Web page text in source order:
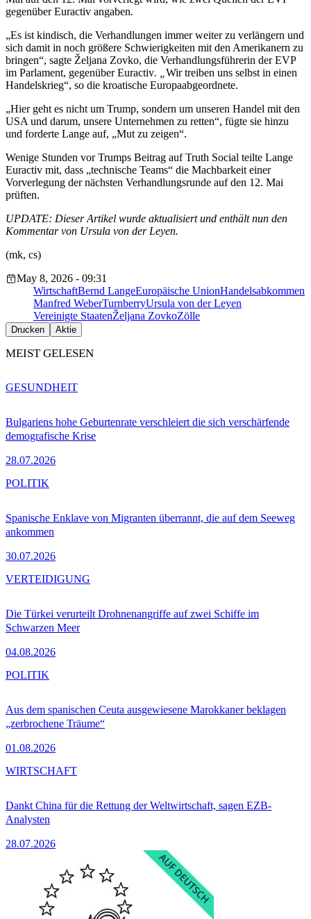
gegenüber Euractiv angaben.
„Es ist kindisch, die Verhandlungen immer weiter zu verlängern und
sich damit in noch größere Schwierigkeiten mit den Amerikanern zu
bringen“, sagte Željana Zovko, die Verhandlungsführerin der EVP
im Parlament, gegenüber Euractiv. „ Wir treiben uns selbst in einen
Handelskrieg“, so die kroatische Europaabgeordnete.
„Hier geht es nicht um Trump, sondern um unseren Handel mit den
USA und darum, unsere Unternehmen zu retten“, fügte sie hinzu
und forderte Lange auf, „Mut zu zeigen“.
Wenige Stunden vor Trumps Beitrag auf Truth Social teilte Lange
Euractiv mit, dass „technische Teams“ die Machbarkeit einer
Vorverlegung der nächsten Verhandlungsrunde auf den 12. Mai
prüften.
UPDATE: Dieser Artikel wurde aktualisiert und enthält nun den
Kommentar von Ursula von der Leyen.
(mk, cs)
May 8, 2026 - 09:31
WirtschaftBernd LangeEuropäische UnionHandelsabkommen
Manfred WeberTurnberryUrsula von der Leyen
Vereinigte StaatenŽeljana ZovkoZölle
Drucken Aktie
MEIST GELESEN
Bulgariens hohe Geburtenrate verschleiert die sich verschärfende
demografische Krise
28.07.2026
GESUNDHEIT
Spanische Enklave von Migranten überrannt, die auf dem Seeweg
ankommen
30.07.2026
POLITIK
Die Türkei verurteilt Drohnenangriffe auf zwei Schiffe im
Schwarzen Meer
04.08.2026
VERTEIDIGUNG
Aus dem spanischen Ceuta ausgewiesene Marokkaner beklagen
„zerbrochene Träume“
01.08.2026
POLITIK
Dankt China für die Rettung der Weltwirtschaft, sagen EZB-
Analysten
28.07.2026
WIRTSCHAFT